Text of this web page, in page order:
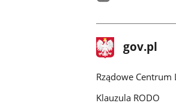
stopka
gov.pl Strona
gov.pl
Rządowe Centrum
Klauzula RODO